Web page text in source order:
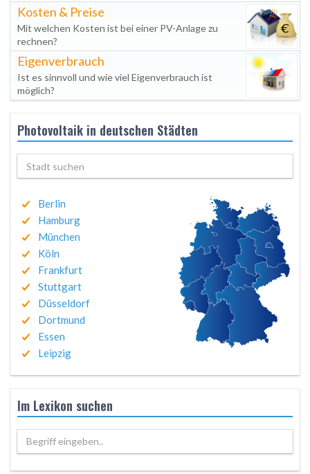
Kosten & Preise
Mit welchen Kosten ist bei einer PV-Anlage zu
rechnen?
Eigenverbrauch
Ist es sinnvoll und wie viel Eigenverbrauch ist
möglich?
Photovoltaik in deutschen Städten
Berlin
Hamburg
München
Köln
Frankfurt
Stuttgart
Düsseldorf
Dortmund
Essen
Leipzig
Im Lexikon suchen
Begriff eingeben..